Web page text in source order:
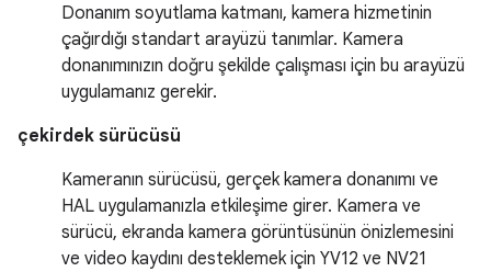
Donanım soyutlama katmanı, kamera hizmetinin
çağırdığı standart arayüzü tanımlar. Kamera
donanımınızın doğru şekilde çalışması için bu arayüzü
uygulamanız gerekir.
çekirdek sürücüsü
Kameranın sürücüsü, gerçek kamera donanımı ve
HAL uygulamanızla etkileşime girer. Kamera ve
sürücü, ekranda kamera görüntüsünün önizlemesini
ve video kaydını desteklemek için YV12 ve NV21